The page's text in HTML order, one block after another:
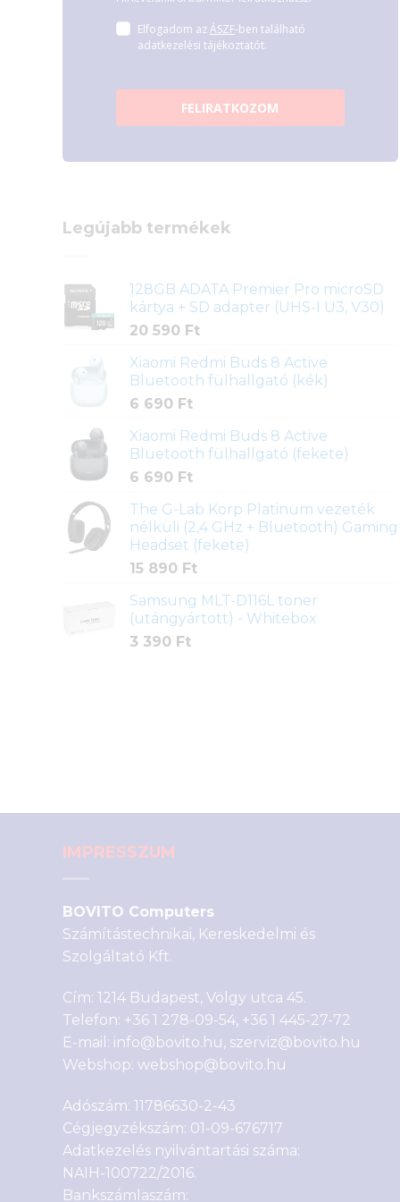
Elfogadom az ÁSZF-ben található
adatkezelési tájékoztatót.
FELIRATKOZOM
Legújabb termékek
128GB ADATA Premier Pro microSD
kártya + SD adapter (UHS-I U3, V30)
20 590 Ft
Xiaomi Redmi Buds 8 Active
Bluetooth fülhallgató (kék)
6 690 Ft
Xiaomi Redmi Buds 8 Active
Bluetooth fülhallgató (fekete)
6 690 Ft
The G-Lab Korp Platinum vezeték
nélküli (2,4 GHz + Bluetooth) Gaming
Headset (fekete)
15 890 Ft
Samsung MLT-D116L toner
(utángyártott) - Whitebox
3 390 Ft
IMPRESSZUM
BOVITO Computers
Számítástechnikai, Kereskedelmi és
Szolgáltató Kft.
Cím: 1214 Budapest, Völgy utca 45.
Telefon: +36 1 278-09-54, +36 1 445-27-72
E-mail: info@bovito.hu, szerviz@bovito.hu
Webshop: webshop@bovito.hu
Adószám: 11786630-2-43
Cégjegyzékszám: 01-09-676717
Adatkezelés nyilvántartási száma:
NAIH-100722/2016.
Bankszámlaszám: